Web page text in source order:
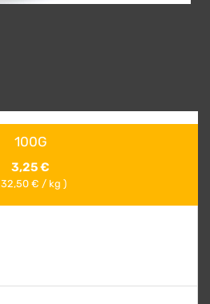
100G
3,25€
32,50€ / kg )